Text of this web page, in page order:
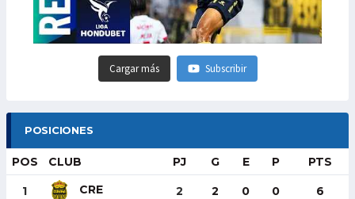
Cargar más Subscribir
POSICIONES
POS CLUB PJ G E P PTS
1 CRE 2 2 0 0 6